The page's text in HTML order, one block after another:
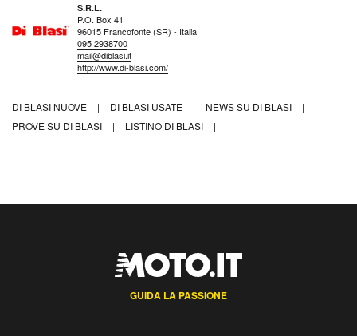
S.R.L.
P.O. Box 41
96015 Francofonte (SR) - Italia
095 2938700
mail@diblasi.it
http://www.di-blasi.com/
DI BLASI NUOVE | DI BLASI USATE | NEWS SU DI BLASI
|
PROVE SU DI BLASI
| LISTINO DI BLASI |
GUIDA LA PASSIONE